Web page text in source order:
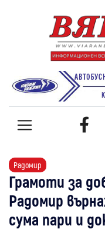
Радомир
Грамоти за
Радомир
сума пари и